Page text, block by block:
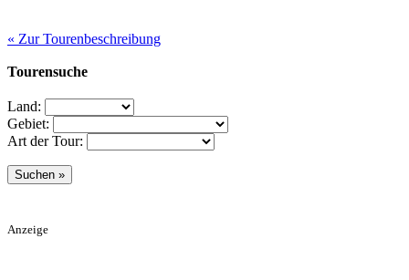
« Zur Tourenbeschreibung
Tourensuche
Land:
Gebiet:
Art der Tour:
Anzeige